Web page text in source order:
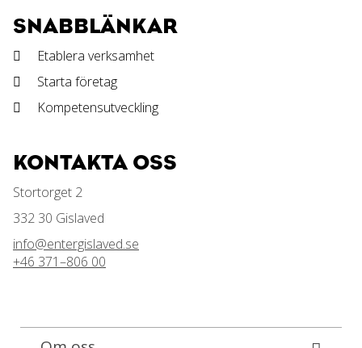
SNABBLÄNKAR
Etablera verksamhet
Starta företag
Kompetensutveckling
KONTAKTA OSS
Stortorget 2
332 30 Gislaved
info@entergislaved.se
+46 371–806 00